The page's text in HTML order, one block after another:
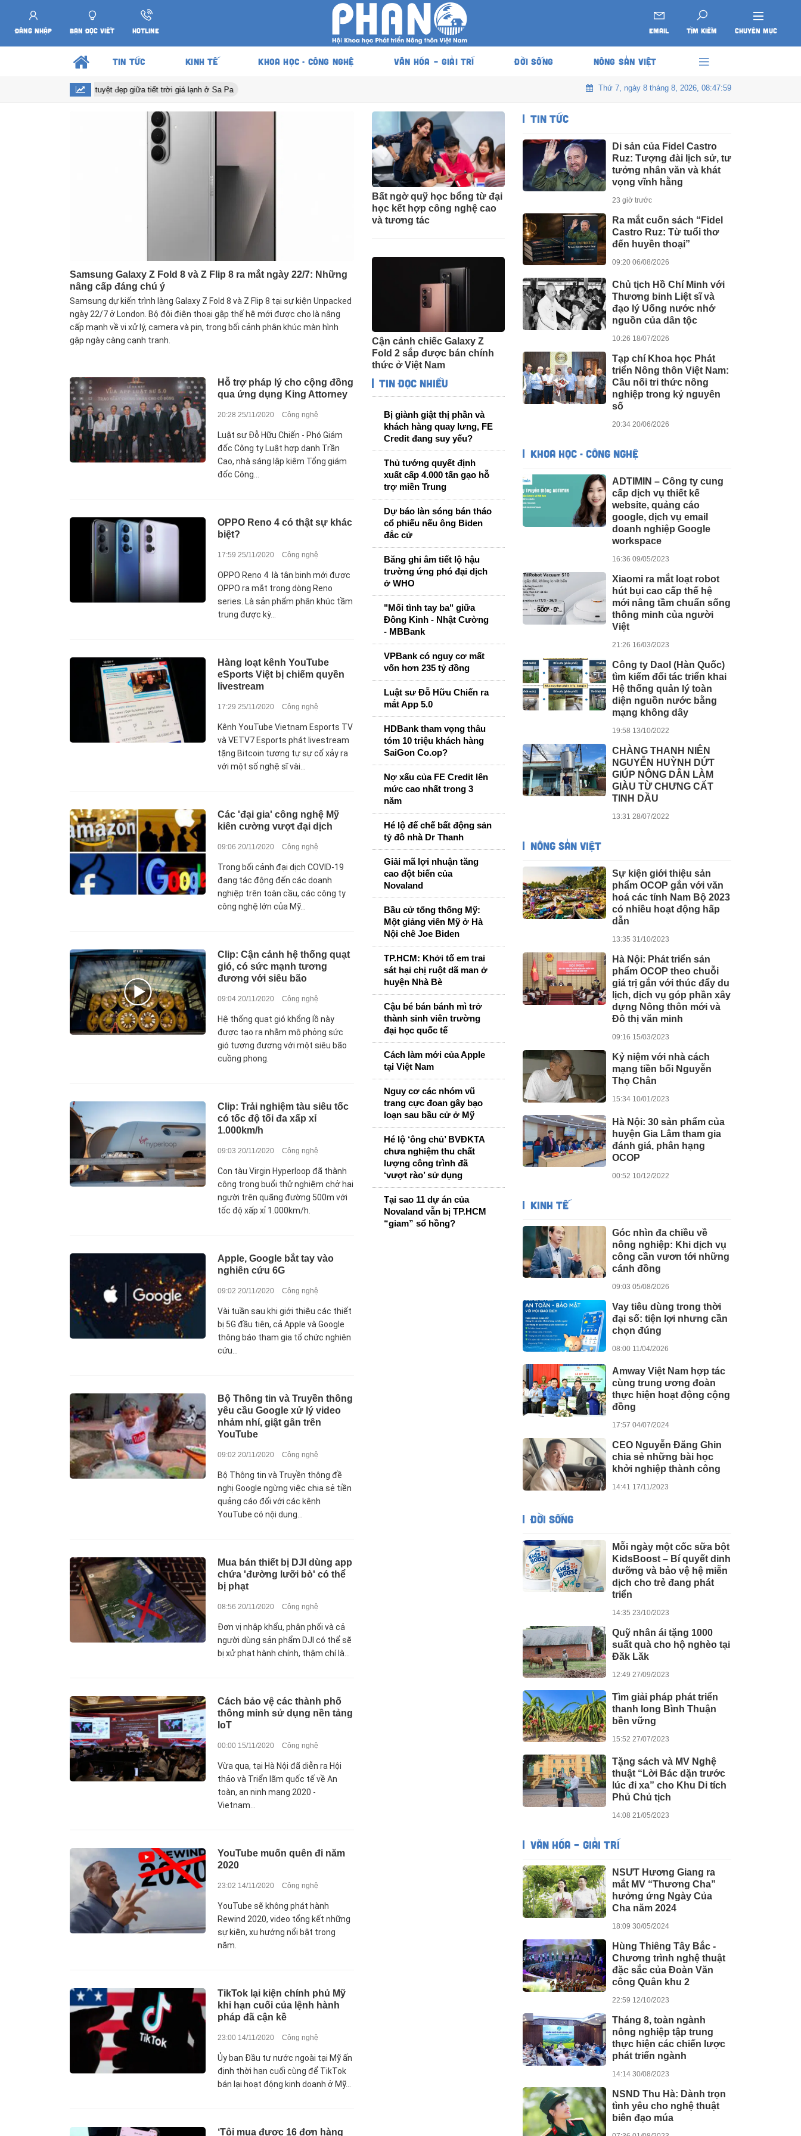
ĐĂNG NHẬP BẠN ĐỌC VIẾT HOTLINE EMAIL TÌM KIẾM CHUYÊN MỤC
TIN TỨC KINH TẾ KHOA HỌC - CÔNG NGHỆ VĂN HÓA – GIẢI TRÍ ĐỜI SỐNG NÔNG SẢN VIỆT
Hoa anh đào nở tuyệt đẹp giữa tiết trời giá lạnh ở Sa Pa Thứ 7, ngày 8 tháng 8, 2026, 08:48:00
Samsung Galaxy Z Fold 8 và Z Flip 8 ra mắt ngày 22/7: Những
nâng cấp đáng chú ý
Samsung dự kiến trình làng Galaxy Z Fold 8 và Z Flip 8 tại sự kiện Unpacked
ngày 22/7 ở London. Bộ đôi điện thoại gập thế hệ mới được cho là nâng
cấp mạnh về vi xử lý, camera và pin, trong bối cảnh phân khúc màn hình
gập ngày càng cạnh tranh.
Bất ngờ quỹ học bổng từ đại
học kết hợp công nghệ cao
và tương tác
Cận cảnh chiếc Galaxy Z
Fold 2 sắp được bán chính
thức ở Việt Nam
Hỗ trợ pháp lý cho cộng đồng
qua ứng dụng King Attorney
20:28 25/11/2020 Công nghệ
Luật sư Đỗ Hữu Chiến - Phó Giám
đốc Công ty Luật hợp danh Trần
Cao, nhà sáng lập kiêm Tổng giám
đốc Công...
OPPO Reno 4 có thật sự khác
biệt?
17:59 25/11/2020 Công nghệ
OPPO Reno 4 là tân binh mới được
OPPO ra mắt trong dòng Reno
series. Là sản phẩm phân khúc tầm
trung được kỳ...
Hàng loạt kênh YouTube
eSports Việt bị chiếm quyền
livestream
17:29 25/11/2020 Công nghệ
Kênh YouTube Vietnam Esports TV
và VETV7 Esports phát livestream
tặng Bitcoin tương tự sự cố xảy ra
với một số nghệ sĩ vài...
Các 'đại gia' công nghệ Mỹ
kiên cường vượt đại dịch
09:06 20/11/2020 Công nghệ
Trong bối cảnh đại dịch COVID-19
đang tác động đến các doanh
nghiệp trên toàn cầu, các công ty
công nghệ lớn của Mỹ...
Clip: Cận cảnh hệ thống quạt
gió, có sức mạnh tương
đương với siêu bão
09:04 20/11/2020 Công nghệ
Hệ thống quạt gió khổng lồ này
được tạo ra nhằm mô phỏng sức
gió tương đương với một siêu bão
cuồng phong.
Clip: Trải nghiệm tàu siêu tốc
có tốc độ tối đa xấp xỉ
1.000km/h
09:03 20/11/2020 Công nghệ
Con tàu Virgin Hyperloop đã thành
công trong buổi thử nghiệm chở hai
người trên quãng đường 500m với
tốc độ xấp xỉ 1.000km/h.
Apple, Google bắt tay vào
nghiên cứu 6G
09:02 20/11/2020 Công nghệ
Vài tuần sau khi giới thiệu các thiết
bị 5G đầu tiên, cả Apple và Google
thông báo tham gia tổ chức nghiên
cứu...
Bộ Thông tin và Truyền thông
yêu cầu Google xử lý video
nhảm nhí, giật gân trên
YouTube
09:02 20/11/2020 Công nghệ
Bộ Thông tin và Truyền thông đề
nghị Google ngừng việc chia sẻ tiền
quảng cáo đối với các kênh
YouTube có nội dung...
Mua bán thiết bị DJI dùng app
chứa 'đường lưỡi bò' có thể
bị phạt
08:56 20/11/2020 Công nghệ
Đơn vị nhập khẩu, phân phối và cả
người dùng sản phẩm DJI có thể sẽ
bị xử phạt hành chính, thậm chí là...
Cách bảo vệ các thành phố
thông minh sử dụng nền tảng
IoT
00:00 15/11/2020 Công nghệ
Vừa qua, tại Hà Nội đã diễn ra Hội
thảo và Triển lãm quốc tế về An
toàn, an ninh mạng 2020 -
Vietnam...
YouTube muốn quên đi năm
2020
23:02 14/11/2020 Công nghệ
YouTube sẽ không phát hành
Rewind 2020, video tổng kết những
sự kiện, xu hướng nổi bật trong
năm.
TikTok lại kiện chính phủ Mỹ
khi hạn cuối của lệnh hành
pháp đã cận kề
23:00 14/11/2020 Công nghệ
Ủy ban Đầu tư nước ngoài tại Mỹ ấn
định thời hạn cuối cùng để TikTok
bán lại hoạt động kinh doanh ở Mỹ...
‘Tôi mua được 16 đơn hàng
Tin đọc nhiều
Bị giành giật thị phần và
khách hàng quay lưng, FE
Credit đang suy yếu?
Thủ tướng quyết định
xuất cấp 4.000 tấn gạo hỗ
trợ miền Trung
Dự báo làn sóng bán tháo
cổ phiếu nếu ông Biden
đắc cử
Băng ghi âm tiết lộ hậu
trường ứng phó đại dịch
ở WHO
"Mối tình tay ba" giữa
Đông Kinh - Nhật Cường
- MBBank
VPBank có nguy cơ mất
vốn hơn 235 tỷ đồng
Luật sư Đỗ Hữu Chiến ra
mắt App 5.0
HDBank tham vọng thâu
tóm 10 triệu khách hàng
SaiGon Co.op?
Nợ xấu của FE Credit lên
mức cao nhất trong 3
năm
Hé lộ đế chế bất động sản
tỷ đô nhà Dr Thanh
Giải mã lợi nhuận tăng
cao đột biến của
Novaland
Bầu cử tổng thống Mỹ:
Một giảng viên Mỹ ở Hà
Nội chê Joe Biden
TP.HCM: Khởi tố em trai
sát hại chị ruột dã man ở
huyện Nhà Bè
Cậu bé bán bánh mì trở
thành sinh viên trường
đại học quốc tế
Cách làm mới của Apple
tại Việt Nam
Nguy cơ các nhóm vũ
trang cực đoan gây bạo
loạn sau bầu cử ở Mỹ
Hé lộ ‘ông chủ’ BVĐKTA
chưa nghiệm thu chất
lượng công trình đã
‘vượt rào’ sử dụng
Tại sao 11 dự án của
Novaland vẫn bị TP.HCM
“giam” sổ hồng?
TIN TỨC
Di sản của Fidel Castro
Ruz: Tượng đài lịch sử, tư
tưởng nhân văn và khát
vọng vĩnh hằng
23 giờ trước
Ra mắt cuốn sách “Fidel
Castro Ruz: Từ tuổi thơ
đến huyền thoại”
09:20 06/08/2026
Chủ tịch Hồ Chí Minh với
Thương binh Liệt sĩ và
đạo lý Uống nước nhớ
nguồn của dân tộc
10:26 18/07/2026
Tạp chí Khoa học Phát
triển Nông thôn Việt Nam:
Cầu nối tri thức nông
nghiệp trong kỷ nguyên
số
20:34 20/06/2026
KHOA HỌC - CÔNG NGHỆ
ADTIMIN – Công ty cung
cấp dịch vụ thiết kế
website, quảng cáo
google, dịch vụ email
doanh nghiệp Google
workspace
16:36 09/05/2023
Xiaomi ra mắt loạt robot
hút bụi cao cấp thế hệ
mới nâng tầm chuẩn sống
thông minh của người
Việt
21:26 16/03/2023
Công ty Daol (Hàn Quốc)
tìm kiếm đối tác triển khai
Hệ thống quản lý toàn
diện nguồn nước bằng
mạng không dây
19:58 13/10/2022
CHÀNG THANH NIÊN
NGUYỄN HUỲNH DỨT
GIÚP NÔNG DÂN LÀM
GIÀU TỪ CHƯNG CẤT
TINH DẦU
13:31 28/07/2022
NÔNG SẢN VIỆT
Sự kiện giới thiệu sản
phẩm OCOP gắn với văn
hoá các tỉnh Nam Bộ 2023
có nhiều hoạt động hấp
dẫn
13:35 31/10/2023
Hà Nội: Phát triển sản
phẩm OCOP theo chuỗi
giá trị gắn với thúc đẩy du
lịch, dịch vụ góp phần xây
dựng Nông thôn mới và
Đô thị văn minh
09:16 15/03/2023
Kỷ niệm với nhà cách
mạng tiền bối Nguyễn
Thọ Chân
15:34 10/01/2023
Hà Nội: 30 sản phẩm của
huyện Gia Lâm tham gia
đánh giá, phân hạng
OCOP
00:52 10/12/2022
KINH TẾ
Góc nhìn đa chiều về
nông nghiệp: Khi dịch vụ
công cần vươn tới những
cánh đồng
09:03 05/08/2026
Vay tiêu dùng trong thời
đại số: tiện lợi nhưng cần
chọn đúng
08:00 11/04/2026
Amway Việt Nam hợp tác
cùng trung ương đoàn
thực hiện hoạt động cộng
đồng
17:57 04/07/2024
CEO Nguyễn Đăng Ghin
chia sẻ những bài học
khởi nghiệp thành công
14:41 17/11/2023
ĐỜI SỐNG
Mỗi ngày một cốc sữa bột
KidsBoost – Bí quyết dinh
dưỡng và bảo vệ hệ miễn
dịch cho trẻ đang phát
triển
14:35 23/10/2023
Quỹ nhân ái tặng 1000
suất quà cho hộ nghèo tại
Đăk Lăk
12:49 27/09/2023
Tìm giải pháp phát triển
thanh long Bình Thuận
bền vững
15:52 27/07/2023
Tặng sách và MV Nghệ
thuật “Lời Bác dặn trước
lúc đi xa” cho Khu Di tích
Phủ Chủ tịch
14:08 21/05/2023
VĂN HÓA – GIẢI TRÍ
NSƯT Hương Giang ra
mắt MV “Thương Cha”
hưởng ứng Ngày Của
Cha năm 2024
18:09 30/05/2024
Hùng Thiêng Tây Bắc -
Chương trình nghệ thuật
đặc sắc của Đoàn Văn
công Quân khu 2
22:59 12/10/2023
Tháng 8, toàn ngành
nông nghiệp tập trung
thực hiện các chiến lược
phát triển ngành
14:14 30/08/2023
NSND Thu Hà: Dành trọn
tình yêu cho nghệ thuật
biên đạo múa